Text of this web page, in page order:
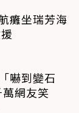
癱坐瑞芳海
嚇到變石
網友笑